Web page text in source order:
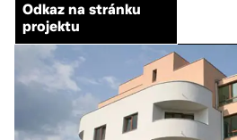
Odkaz na stránku
projektu